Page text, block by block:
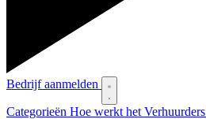
Bedrijf aanmelden
Categorieën Hoe werkt het Verhuurders